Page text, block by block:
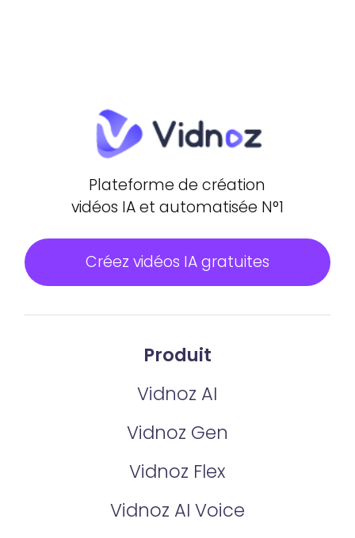
Plateforme de création
vidéos IA et automatisée N°1
Créez vidéos IA gratuites
Produit
Vidnoz AI
Vidnoz Gen
Vidnoz Flex
Vidnoz AI Voice